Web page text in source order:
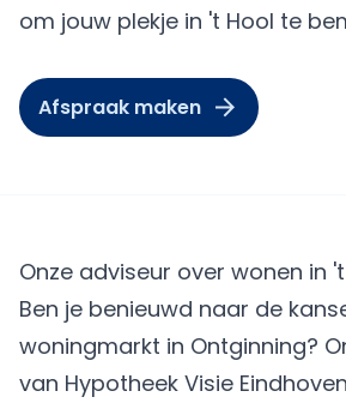
om jouw plekje in 't Hool te
Afspraak maken
Onze adviseur over wonen in
Ben je benieuwd naar de
woningmarkt in Ontginning?
van Hypotheek Visie